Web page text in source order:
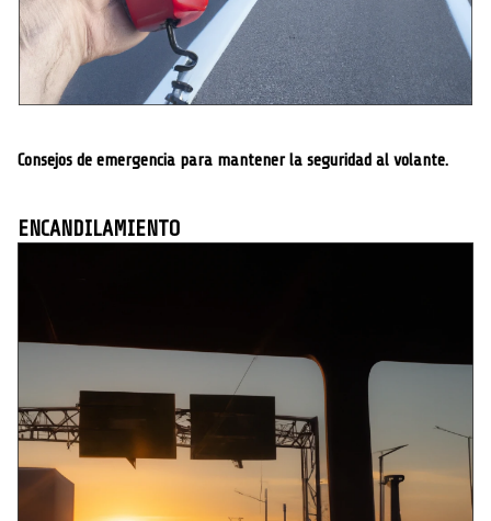
Consejos de emergencia para mantener la seguridad al volante.
ENCANDILAMIENTO